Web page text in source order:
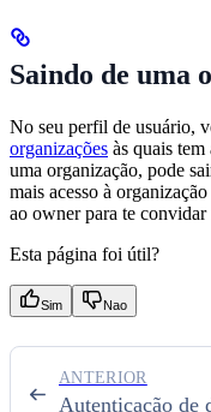
Saindo de uma
No seu perfil de usuário,
organizações às quais
uma organização, pode
mais acesso à
ao owner para te convidar
Esta página foi útil?
Sim Nao
Autenticação de
ANTERIOR